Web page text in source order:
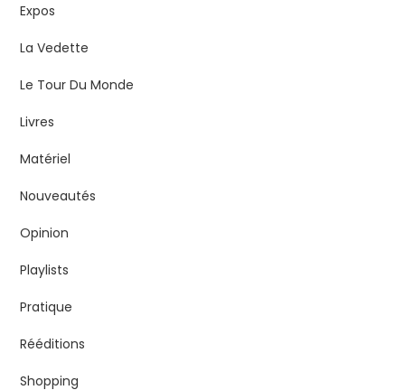
Expos
La Vedette
Le Tour Du Monde
Livres
Matériel
Nouveautés
Opinion
Playlists
Pratique
Rééditions
Shopping